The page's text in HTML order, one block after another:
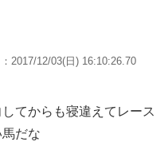
：2017/12/03(日) 16:10:26.70
てからも寝違えてレース
だな